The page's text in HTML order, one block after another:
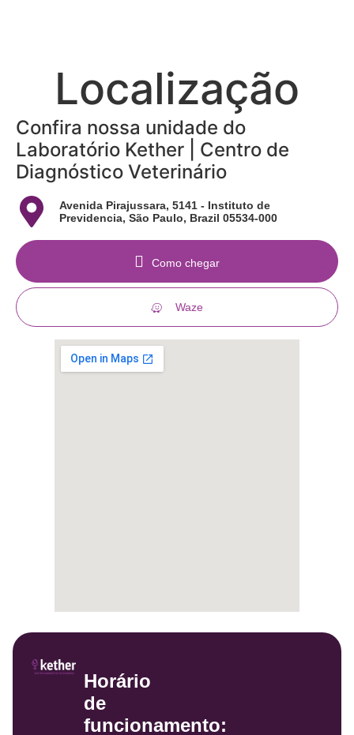
Localização
Confira nossa unidade do
Laboratório Kether | Centro de
Diagnóstico Veterinário
Avenida Pirajussara, 5141 - Instituto de
Previdencia, São Paulo, Brazil 05534-000
Como chegar
Waze
Horário
de
funcionamento: